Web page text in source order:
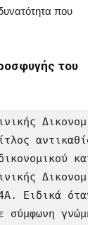
που
του
Ειδικά όταν
σύμφωνη